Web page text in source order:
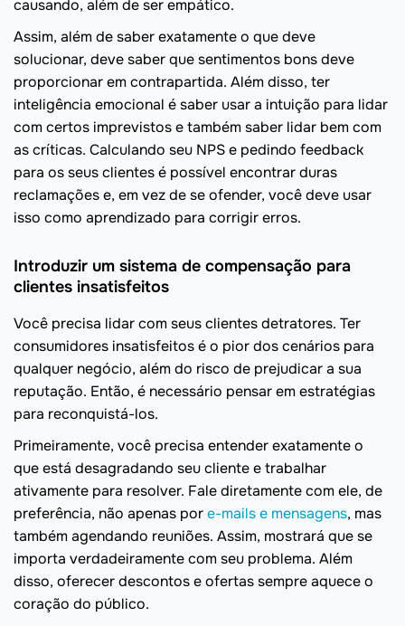
causando, além de ser empático.
Assim, além de saber exatamente o que deve
solucionar, deve saber que sentimentos bons deve
proporcionar em contrapartida. Além disso, ter
inteligência emocional é saber usar a intuição para lidar
com certos imprevistos e também saber lidar bem com
as críticas. Calculando seu NPS e pedindo feedback
para os seus clientes é possível encontrar duras
reclamações e, em vez de se ofender, você deve usar
isso como aprendizado para corrigir erros.
Introduzir um sistema de compensação para
clientes insatisfeitos
Você precisa lidar com seus clientes detratores. Ter
consumidores insatisfeitos é o pior dos cenários para
qualquer negócio, além do risco de prejudicar a sua
reputação. Então, é necessário pensar em estratégias
para reconquistá-los.
Primeiramente, você precisa entender exatamente o
que está desagradando seu cliente e trabalhar
ativamente para resolver. Fale diretamente com ele, de
preferência, não apenas pore-mails e mensagens, mas
também agendando reuniões. Assim, mostrará que se
importa verdadeiramente com seu problema. Além
disso, oferecer descontos e ofertas sempre aquece o
coração do público.